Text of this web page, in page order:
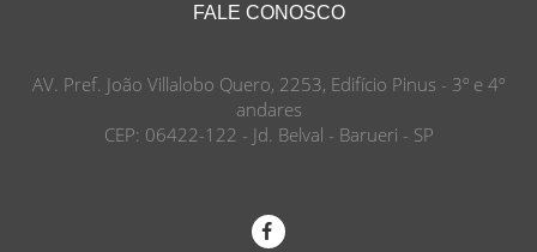
FALE CONOSCO
AV. Pref. João Villalobo Quero, 2253, Edifício Pinus - 3º e 4º
andares
CEP: 06422-122 - Jd. Belval - Barueri - SP